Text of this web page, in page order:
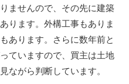
ませんので、その先に建築
ります。外構工事もありま
あります。さらに数年前と
ていますので、買主は土地
ながら判断しています。